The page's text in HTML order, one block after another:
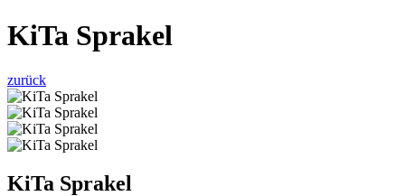
KiTa Sprakel
zurück
KiTa Sprakel